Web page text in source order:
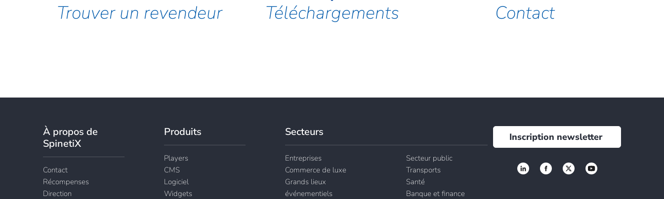
Trouver un revendeur Téléchargements Contact
À propos de
SpinetiX
Contact
Récompenses
Direction
Produits
Players
CMS
Logiciel
Widgets
Secteurs
Entreprises
Commerce de luxe
Grands lieux
événementiels
Secteur public
Transports
Santé
Banque et finance
Inscription newsletter